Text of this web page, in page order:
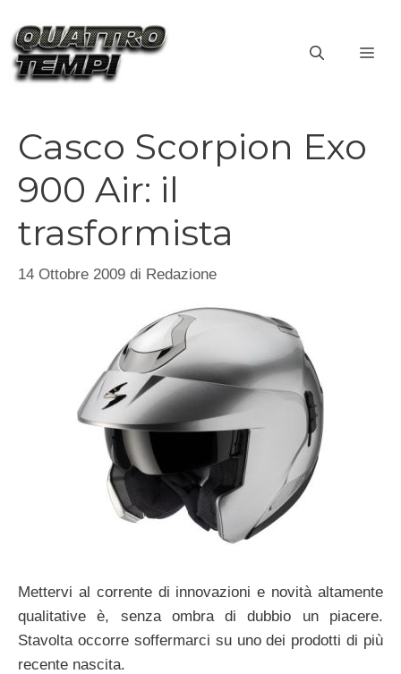
contenuto
Casco Scorpion Exo
900 Air: il
trasformista
14 Ottobre 2009 di Redazione
Mettervi al corrente di innovazioni e novità altamente
qualitative è, senza ombra di dubbio un piacere.
Stavolta occorre soffermarci su uno dei prodotti di più
recente nascita.